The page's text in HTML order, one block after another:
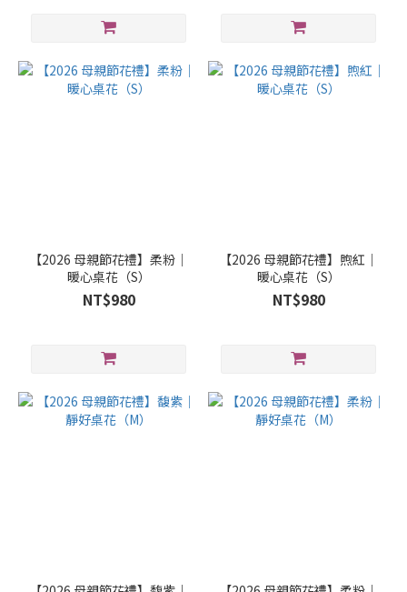
【2026 母親節花禮】柔粉｜
暖心桌花（S）
NT$980
【2026 母親節花禮】煦紅｜
暖心桌花（S）
NT$980